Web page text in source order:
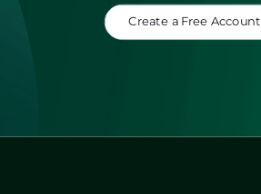
Create a Free Account